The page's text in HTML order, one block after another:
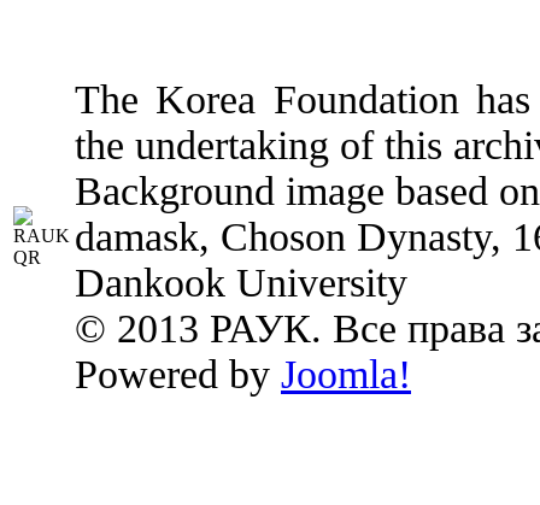
The Korea Foundation
the undertaking of this
Background image based
damask, Choson Dynasty,
Dankook University
© 2013 РАУК. Все права
Powered by Joomla!